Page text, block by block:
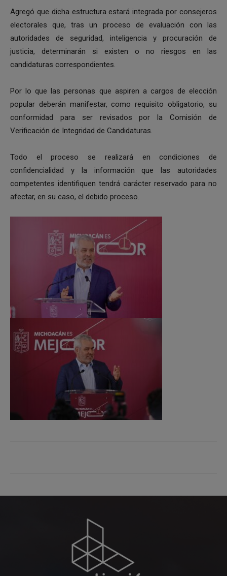
Agregó que dicha estructura estará integrada por consejeros
electorales que, tras un proceso de evaluación con las
autoridades de seguridad, inteligencia y procuración de
justicia, determinarán si existen o no riesgos en las
candidaturas correspondientes.
Por lo que las personas que aspiren a cargos de elección
popular deberán manifestar, como requisito obligatorio, su
conformidad para ser revisados por la Comisión de
Verificación de Integridad de Candidaturas.
Todo el proceso se realizará en condiciones de
confidencialidad y la información que las autoridades
competentes identifiquen tendrá carácter reservado para no
afectar, en su caso, el debido proceso.